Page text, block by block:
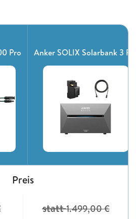
Pro Anker SOLIX Solarbank 3
Preis
statt1.499,00€